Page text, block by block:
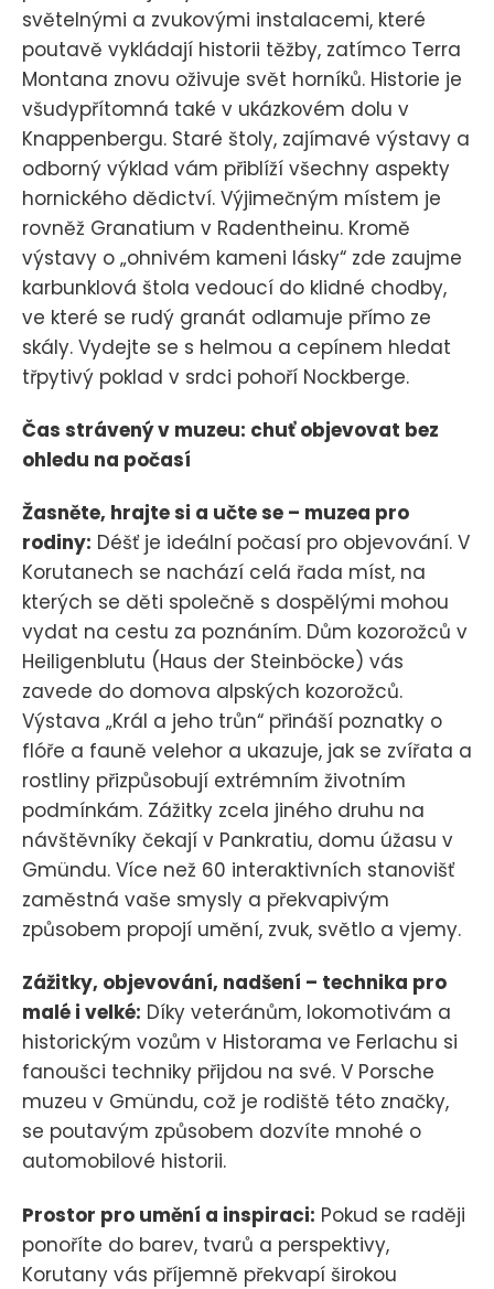
světelnými a zvukovými instalacemi, které
poutavě vykládají historii těžby, zatímco Terra
Montana znovu oživuje svět horníků. Historie je
všudypřítomná také v ukázkovém dolu v
Knappenbergu. Staré štoly, zajímavé výstavy a
odborný výklad vám přiblíží všechny aspekty
hornického dědictví. Výjimečným místem je
rovněž Granatium v Radentheinu. Kromě
výstavy o „ohnivém kameni lásky“ zde zaujme
karbunklová štola vedoucí do klidné chodby,
ve které se rudý granát odlamuje přímo ze
skály. Vydejte se s helmou a cepínem hledat
třpytivý poklad v srdci pohoří Nockberge.
Čas strávený v muzeu: chuť objevovat bez
ohledu na počasí
Žasněte, hrajte si a učte se – muzea pro
rodiny: Déšť je ideální počasí pro objevování. V
Korutanech se nachází celá řada míst, na
kterých se děti společně s dospělými mohou
vydat na cestu za poznáním. Dům kozorožců v
Heiligenblutu (Haus der Steinböcke) vás
zavede do domova alpských kozorožců.
Výstava „Král a jeho trůn“ přináší poznatky o
flóře a fauně velehor a ukazuje, jak se zvířata a
rostliny přizpůsobují extrémním životním
podmínkám. Zážitky zcela jiného druhu na
návštěvníky čekají v Pankratiu, domu úžasu v
Gmündu. Více než 60 interaktivních stanovišť
zaměstná vaše smysly a překvapivým
způsobem propojí umění, zvuk, světlo a vjemy.
Zážitky, objevování, nadšení – technika pro
malé i velké: Díky veteránům, lokomotivám a
historickým vozům v Historama ve Ferlachu si
fanoušci techniky přijdou na své. V Porsche
muzeu v Gmündu, což je rodiště této značky,
se poutavým způsobem dozvíte mnohé o
automobilové historii.
Prostor pro umění a inspiraci: Pokud se raději
ponoříte do barev, tvarů a perspektivy,
Korutany vás příjemně překvapí širokou